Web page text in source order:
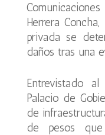
Herrera
privada se
daños tras una
Entrevistado
Palacio de
de
de pesos